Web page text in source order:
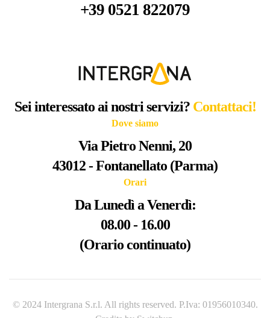
+39 0521 822079
Sei interessato ai nostri servizi? Contattaci!
Dove siamo
Via Pietro Nenni, 20
43012 - Fontanellato (Parma)
Orari
Da Lunedì a Venerdì:
08.00 - 16.00
(Orario continuato)
© 2024 Intergrana S.r.l. All rights reserved. P.Iva: 01956010340.